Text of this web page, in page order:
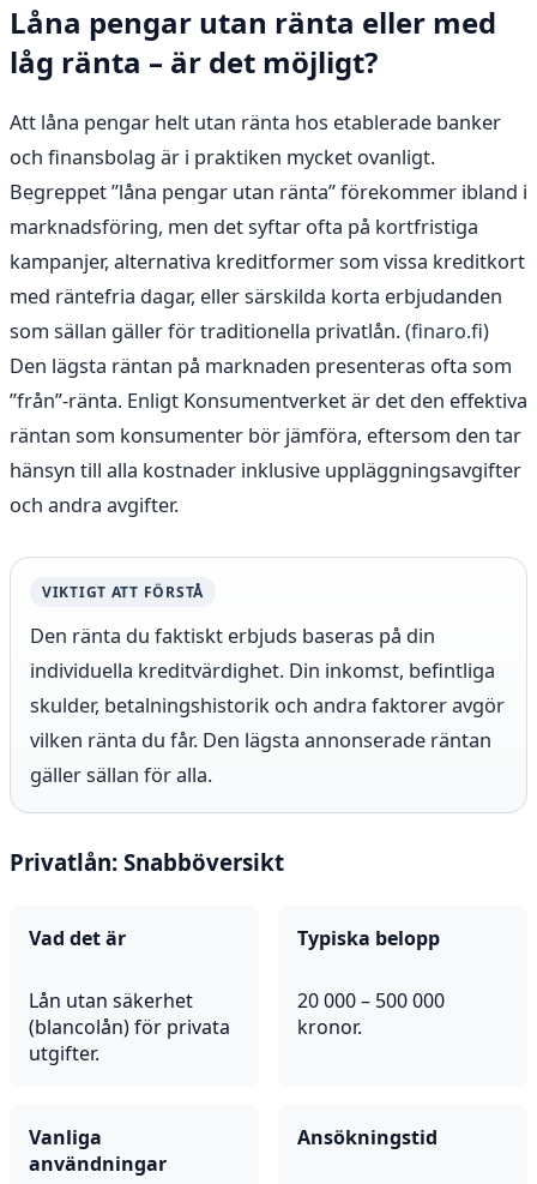
Låna pengar utan ränta eller med
låg ränta – är det möjligt?
Att låna pengar helt utan ränta hos etablerade banker
och finansbolag är i praktiken mycket ovanligt.
Begreppet ”låna pengar utan ränta” förekommer ibland i
marknadsföring, men det syftar ofta på kortfristiga
kampanjer, alternativa kreditformer som vissa kreditkort
med räntefria dagar, eller särskilda korta erbjudanden
som sällan gäller för traditionella privatlån. (finaro.fi)
Den lägsta räntan på marknaden presenteras ofta som
”från”-ränta. Enligt Konsumentverket är det den effektiva
räntan som konsumenter bör jämföra, eftersom den tar
hänsyn till alla kostnader inklusive uppläggningsavgifter
och andra avgifter.
VIKTIGT ATT FÖRSTÅ
Den ränta du faktiskt erbjuds baseras på din
individuella kreditvärdighet. Din inkomst, befintliga
skulder, betalningshistorik och andra faktorer avgör
vilken ränta du får. Den lägsta annonserade räntan
gäller sällan för alla.
Privatlån: Snabböversikt
Vad det är
Lån utan säkerhet
(blancolån) för privata
utgifter.
Typiska belopp
20 000 – 500 000
kronor.
Vanliga
användningar
Ansökningstid